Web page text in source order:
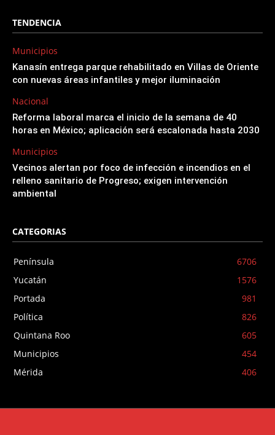
TENDENCIA
Municipios
Kanasín entrega parque rehabilitado en Villas de Oriente
con nuevas áreas infantiles y mejor iluminación
Nacional
Reforma laboral marca el inicio de la semana de 40
horas en México; aplicación será escalonada hasta 2030
Municipios
Vecinos alertan por foco de infección e incendios en el
relleno sanitario de Progreso; exigen intervención
ambiental
CATEGORIAS
Península
6706
Yucatán
1576
Portada
981
Política
826
Quintana Roo
605
Municipios
454
Mérida
406